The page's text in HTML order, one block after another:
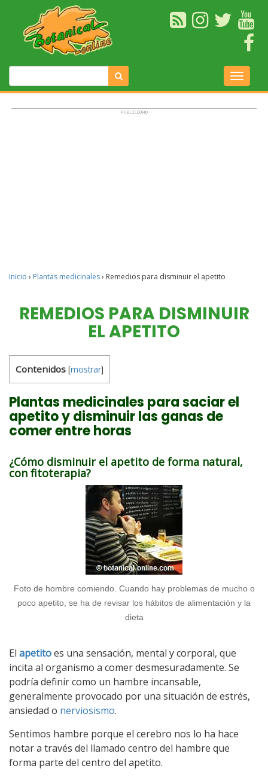
Inicio › Plantas medicinales› Remedios para disminuir el apetito
REMEDIOS PARA DISMINUIR
EL APETITO
Contenidos [mostrar]
Plantas medicinales para saciar el
apetito y disminuir las ganas de
comer entre horas
¿Cómo disminuir el apetito de forma natural,
con fitoterapia?
Foto de hombre comiendo. Cuando hay problemas de mucho o
poco apetito, se ha de revisar los hábitos de alimentación y la
dieta
El apetitoes una sensación, mental y corporal, que
incita al organismo a comer desmesuradamente. Se
podría definir como un hambre incansable,
generalmente provocado por una situación de estrés,
ansiedad o nerviosismo.
Sentimos hambre porque el cerebro nos lo ha hace
notar a través del llamado centro del hambre que
forma parte del centro del apetito.